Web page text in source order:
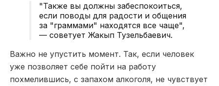
"Также вы должны забеспокоиться,
если поводы для радости и общения
за "граммами" находятся все чаще",
— советует Жакып Тузельбаевич.
Важно не упустить момент. Так, если человек
уже позволяет себе пойти на работу
похмелившись, с запахом алкоголя, не чувствует